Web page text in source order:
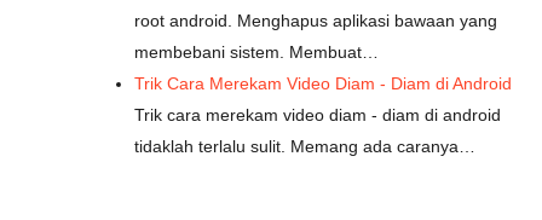
root android. Menghapus aplikasi bawaan yang
membebani sistem. Membuat…
Trik Cara Merekam Video Diam - Diam di Android
Trik cara merekam video diam - diam di android
tidaklah terlalu sulit. Memang ada caranya…